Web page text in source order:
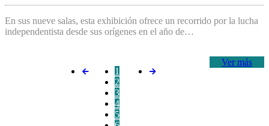
En sus nueve salas, esta exhibición ofrece un recorrido por la lucha
independentista desde sus orígenes en el año de…
Ver más
1
2
3
4
5